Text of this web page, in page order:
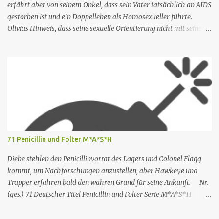
erfährt aber von seinem Onkel, dass sein Vater tatsächlich an AIDS
gestorben ist und ein Doppelleben als Homosexueller führte.
Olivias Hinweis, dass seine sexuelle Orientierung nicht mit seiner
Buchungsfehlers zurechtzuweisen. Rachel erwägt, einen neuen
Schreibauftrag anzunehmen, aber Shane besteht darauf, dass sie
nicht mehr arbeiten darf. Rachel trifft sich mit Nicole, die ihr rät,
ihre Unabhängigkeit zu bewahren. Nr. (ges.) 2 Deutscher Titel Ein
neuer Tag Serie The White Lotus Staffel Staffel 1 Nr. (St.) 2
Original­titel New Day Regie Mike White Drehbuch Mike White
Erstaus­strahlung USA 18. Juli 2021 Deutsch­sprachige Erstaus­
Rachel einen Zeitschriftenartikel geschrieben hat, in dem sie sie
erwähnt, kritisiert Nicole Rachels Arbeit,...
71 Penicillin und Folter M*A*S*H
Diebe stehlen den Penicillinvorrat des Lagers und Colonel Flagg
kommt, um Nachforschungen anzustellen, aber Hawkeye und
Trapper erfahren bald den wahren Grund für seine Ankunft. Nr.
(ges.) 71 Deutscher Titel Penicillin und Folter Serie M*A*S*H